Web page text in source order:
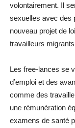
volontairement. Il
sexuelles avec des
nouveau projet de
travailleurs
Les free-lances se
d’emploi et des
comme des
une rémunération
examens de santé